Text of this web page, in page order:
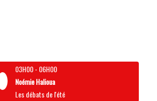
03H00- 06H00
Noémie Halioua
Les débats de l'été